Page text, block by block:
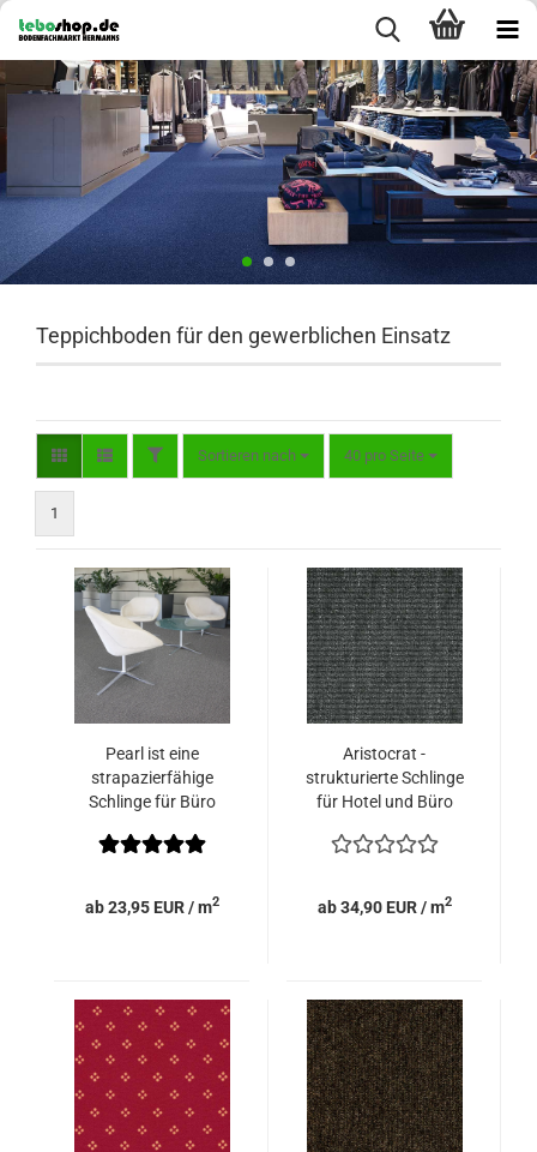
Teppichboden für den gewerblichen Einsatz
FILTERSortieren nach
Sortieren nach 40 pro Seite
pro Seite
1
Pearl ist eine
strapazierfähige
Schlinge für Büro
ab 23,95 EUR / m2
Aristocrat -
strukturierte Schlinge
für Hotel und Büro
ab 34,90 EUR / m2